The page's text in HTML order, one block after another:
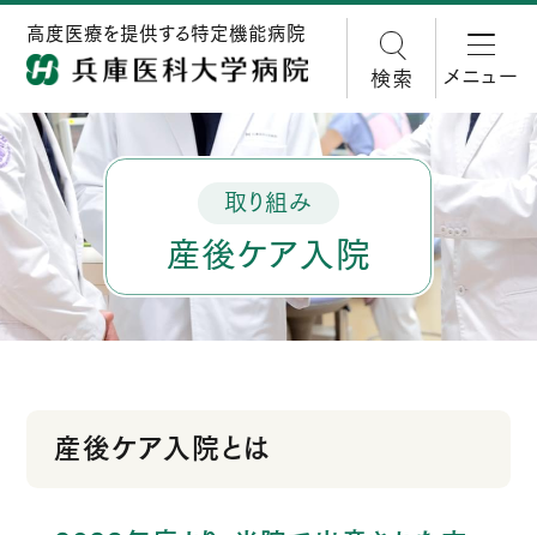
高度医療を提供する特定機能病院
検索 メニュー
取り組み
産後ケア入院
産後ケア入院とは